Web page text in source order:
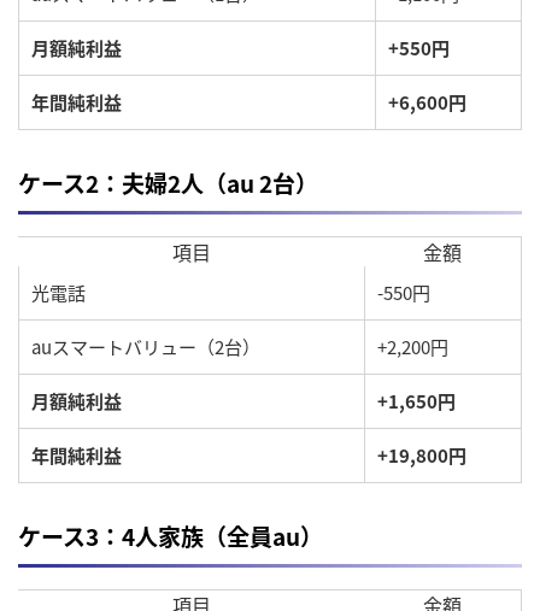
月額純利益 +550円
年間純利益 +6,600円
ケース2：夫婦2人（au 2台）
項目 金額
光電話 -550円
auスマートバリュー（2台） +2,200円
月額純利益 +1,650円
年間純利益 +19,800円
ケース3：4人家族（全員au）
項目 金額